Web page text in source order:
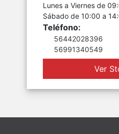
Lunes a Viernes de
Sábado de 10:00 a
Teléfono:
56442028396
56991340549
Ver